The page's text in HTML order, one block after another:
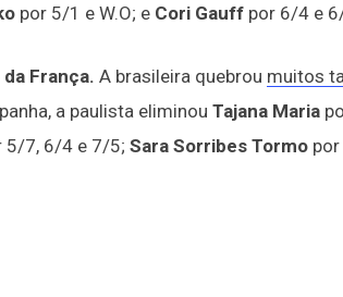
por 5/1 e W.O; e Cori Gauff por 6/4 e
França. A brasileira quebrou muitos
a paulista eliminou Tajana Maria
5/7, 6/4 e 7/5; Sara Sorribes Tormo